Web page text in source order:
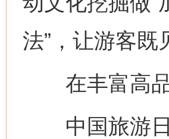
法”，让游客既
在丰富高品
中国旅游日